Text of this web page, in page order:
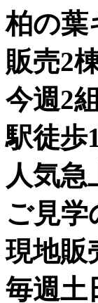
柏の
販売2
今週2
駅徒歩
人気
ご見学
現地販
毎週土